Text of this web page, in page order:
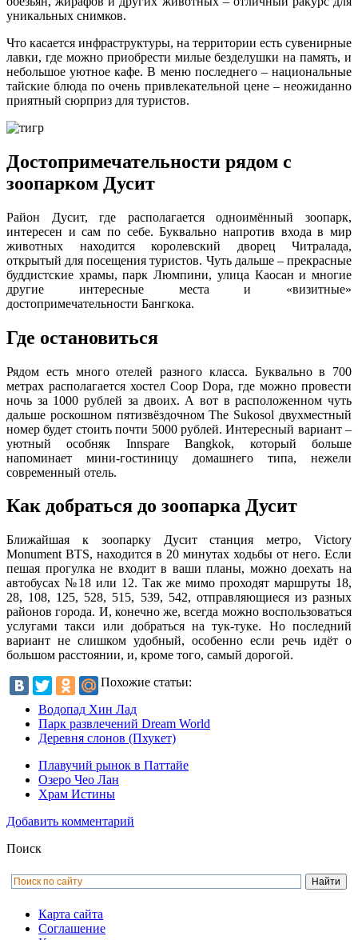
уникальных снимков.
Что касается инфраструктуры, на территории есть сувенирные
лавки, где можно приобрести милые безделушки на память, и
небольшое уютное кафе. В меню последнего – национальные
тайские блюда по очень привлекательной цене – неожиданно
приятный сюрприз для туристов.
Достопримечательности рядом с
зоопарком Дусит
Район Дусит, где располагается одноимённый зоопарк,
интересен и сам по себе. Буквально напротив входа в мир
животных находится королевский дворец Читралада,
открытый для посещения туристов. Чуть дальше – прекрасные
буддистские храмы, парк Люмпини, улица Каосан и многие
другие интересные места и «визитные»
достопримечательности Бангкока.
Где остановиться
Рядом есть много отелей разного класса. Буквально в 700
метрах располагается хостел Coop Dopa, где можно провести
ночь за 1000 рублей за двоих. А вот в расположенном чуть
дальше роскошном пятизвёздочном The Sukosol двухместный
номер будет стоить почти 5000 рублей. Интересный вариант –
уютный особняк Innspare Bangkok, который больше
напоминает мини-гостиницу домашнего типа, нежели
современный отель.
Как добраться до зоопарка Дусит
Ближайшая к зоопарку Дусит станция метро, Victory
Monument BTS, находится в 20 минутах ходьбы от него. Если
пешая прогулка не входит в ваши планы, можно доехать на
автобусах №18 или 12. Так же мимо проходят маршруты 18,
28, 108, 125, 528, 515, 539, 542, отправляющиеся из разных
районов города. И, конечно же, всегда можно воспользоваться
услугами такси или добраться на тук-туке. Но последний
вариант не слишком удобный, особенно если речь идёт о
большом расстоянии, и, кроме того, самый дорогой.
Похожие статьи:
Водопад Хин Лад
Парк развлечений Dream World
Деревня слонов (Пхукет)
Плавучий рынок в Паттайе
Озеро Чео Лан
Храм Истины
Добавить комментарий
Поиск
Карта сайта
Соглашение